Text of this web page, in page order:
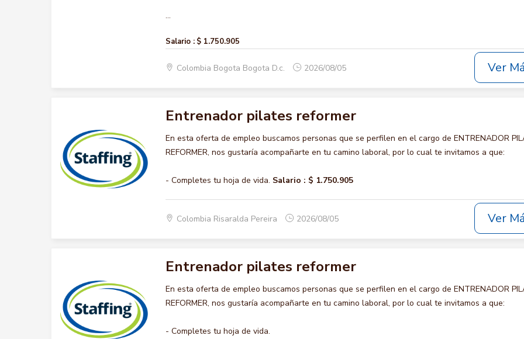
...
Salario : $ 1.750.905
Colombia Bogota Bogota D.c. 2026/08/05 Ver
Entrenador pilates reformer
En esta oferta de empleo buscamos personas que se perfilen en el cargo de ENTRENADOR
REFORMER, nos gustaría acompañarte en tu camino laboral, por lo cual te invitamos a que:
- Completes tu hoja de vida. Salario : $ 1.750.905
Colombia Risaralda Pereira 2026/08/05 Ver
Entrenador pilates reformer
En esta oferta de empleo buscamos personas que se perfilen en el cargo de ENTRENADOR
REFORMER, nos gustaría acompañarte en tu camino laboral, por lo cual te invitamos a que:
- Completes tu hoja de vida.